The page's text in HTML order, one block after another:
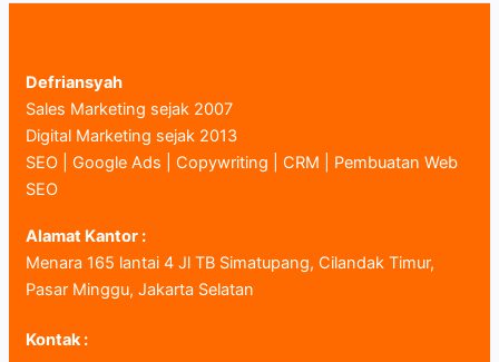
Defriansyah
Sales Marketing sejak 2007
Digital Marketing sejak 2013
SEO | Google Ads | Copywriting | CRM | Pembuatan Web
SEO
Alamat Kantor :
Menara 165 lantai 4 Jl TB Simatupang, Cilandak Timur,
Pasar Minggu, Jakarta Selatan
Kontak :